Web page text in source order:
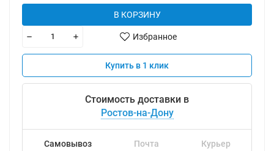
В КОРЗИНУ
Избранное
Купить в 1 клик
Стоимость доставки в
Ростов-на-Дону
Самовывоз Почта Курьер